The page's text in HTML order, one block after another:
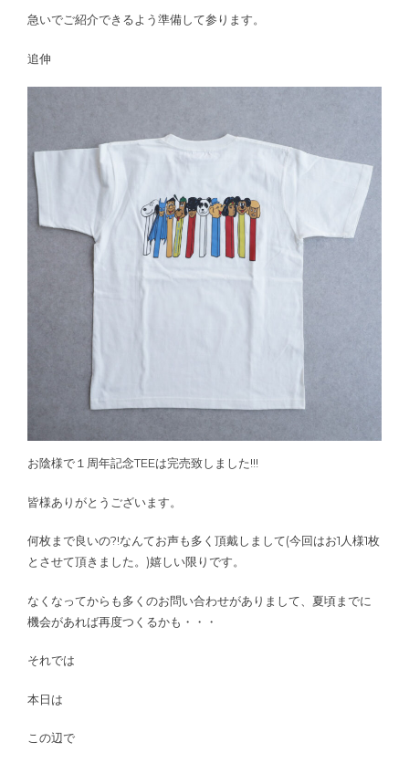
急いでご紹介できるよう準備して参ります。
追伸
お陰様で１周年記念TEEは完売致しました!!!
皆様ありがとうございます。
何枚まで良いの?!なんてお声も多く頂戴しまして(今回はお1人様1枚
とさせて頂きました。)嬉しい限りです。
なくなってからも多くのお問い合わせがありまして、夏頃までに
機会があれば再度つくるかも・・・
それでは
本日は
この辺で